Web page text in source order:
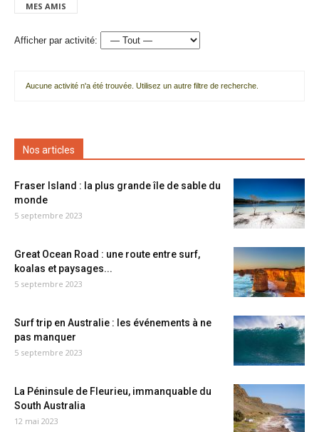
MES AMIS
Afficher par activité:
Aucune activité n'a été trouvée. Utilisez un autre filtre de recherche.
Nos articles
Fraser Island : la plus grande île de sable du
monde
5 septembre 2023
Great Ocean Road : une route entre surf,
koalas et paysages...
5 septembre 2023
Surf trip en Australie : les événements à ne
pas manquer
5 septembre 2023
La Péninsule de Fleurieu, immanquable du
South Australia
12 mai 2023